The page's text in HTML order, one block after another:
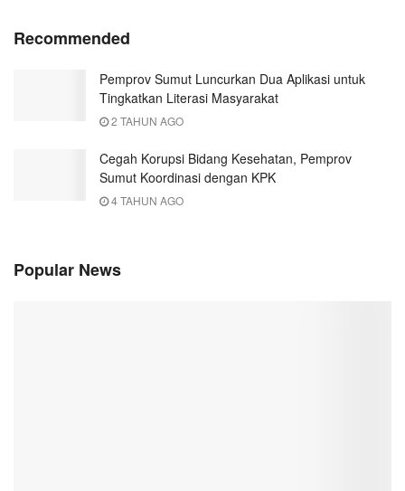
Recommended
Pemprov Sumut Luncurkan Dua Aplikasi untuk
Tingkatkan Literasi Masyarakat
2 TAHUN AGO
Cegah Korupsi Bidang Kesehatan, Pemprov
Sumut Koordinasi dengan KPK
4 TAHUN AGO
Popular News